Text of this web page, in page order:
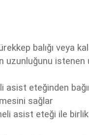
balığı veya
istenen
asist eteğinden
sağlar
asist eteği ile